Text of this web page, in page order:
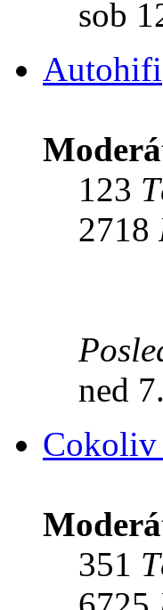
sob
Autohifi
123
2718
ned
Cokoliv
351